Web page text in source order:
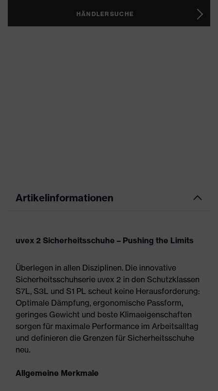
HÄNDLERSUCHE
Artikelinformationen
uvex 2 Sicherheitsschuhe – Pushing the Limits
Überlegen in allen Disziplinen. Die innovative
Sicherheitsschuhserie uvex 2 in den Schutzklassen
S7L, S3L und S1 PL scheut keine Herausforderung:
Optimale Dämpfung, ergonomische Passform,
geringes Gewicht und beste Klimaeigenschaften
sorgen für maximale Performance im Arbeitsalltag
und definieren die Grenzen für Sicherheitsschuhe
neu.
Allgemeine Merkmale